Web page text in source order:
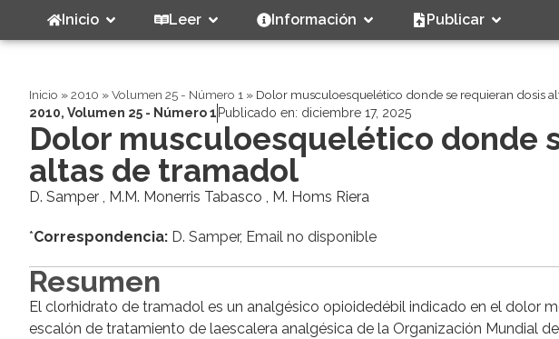
Inicio Leer Información Publicar
Inicio »2010 »Volumen 25 - Número 1 » Dolor musculoesquelético donde se requieran dosis
2010, Volumen 25 - Número 1 Publicado en: diciembre 17, 2025
Dolor musculoesquelético donde
altas de tramadol
D. Samper , M.M. Monerris Tabasco , M. Homs Riera
*Correspondencia: D. Samper, Email no disponible
Resumen
El clorhidrato de tramadol es un analgésico opioidedébil indicado en el
escalón de tratamiento de laescalera analgésica de la Organización Mundial